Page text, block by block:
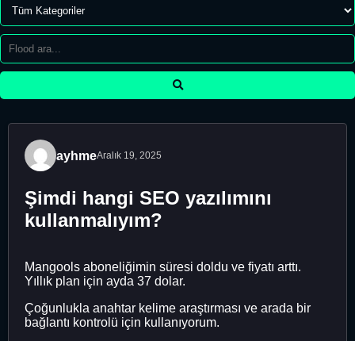
ayhmeAralık 19, 2025
Şimdi hangi SEO yazılımını
kullanmalıyım?
Mangools aboneliğimin süresi doldu ve fiyatı arttı.
Yıllık plan için ayda 37 dolar.
Çoğunlukla anahtar kelime araştırması ve arada bir
bağlantı kontrolü için kullanıyorum.